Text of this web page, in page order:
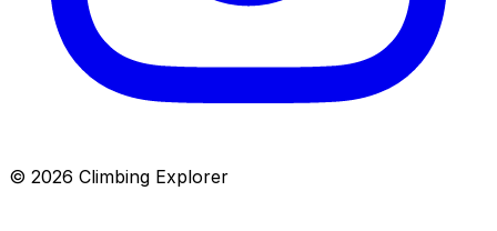
© 2026 Climbing Explorer